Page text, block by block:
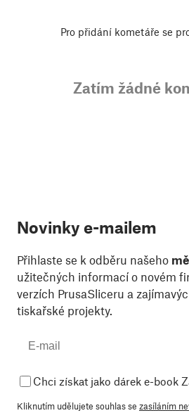
Pro přidání kometáře se
Zatím žádné
Novinky e-mailem
Přihlaste se k odběru našeho
užitečných informací o novém
verzích PrusaSliceru a
tiskařské projekty.
Chci získat jako dárek e-book
Kliknutím udělujete souhlas se zasíláním